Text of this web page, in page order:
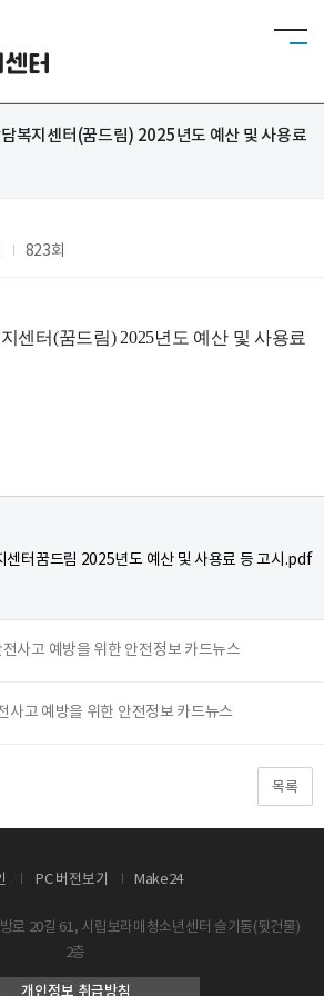
터
복지센터(꿈드림) 2025년도 예산 및 사용료
823회
센터(꿈드림) 2025년도 예산 및 사용료
센터꿈드림 2025년도 예산 및 사용료 등 고시.pdf
사고 예방을 위한 안전정보 카드뉴스
사고 예방을 위한 안전정보 카드뉴스
목록
PC 버전보기 Make24
로 20길 61, 시립보라매청소년센터 슬기동(뒷건물)
2층
개인정보 취급방침